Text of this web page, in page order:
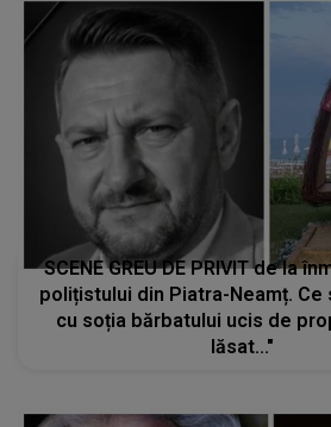
SCENE GREU DE PRIVIT de la
polițistului din Piatra-Neamț. Ce
cu soția bărbatului ucis de
lăsat..."